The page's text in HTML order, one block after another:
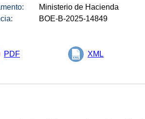
Ministerio de Hacienda
BOE-B-2025-14849
PDF XML